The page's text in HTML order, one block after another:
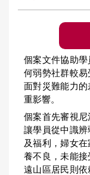
個案文件協助
何弱勢社群較
面對災難能力
重影響。
個案首先審視尼
讓學員從中識
及福利，婦女
養不良，未能
遠山區居民則